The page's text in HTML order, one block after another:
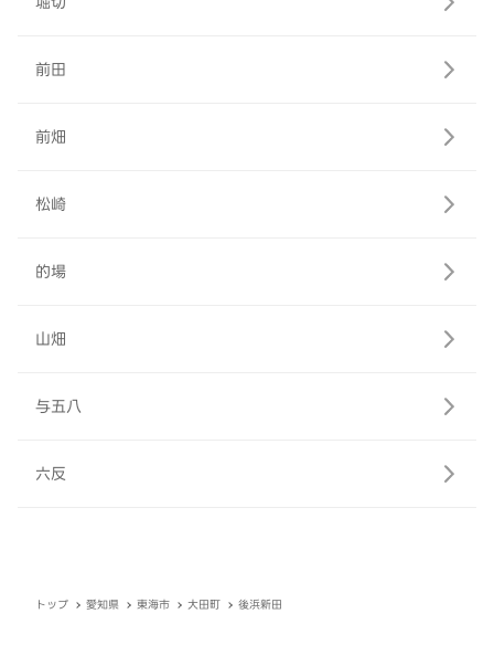
前田
前畑
松崎
的場
山畑
与五八
六反
トップ 愛知県 東海市 大田町 後浜新田